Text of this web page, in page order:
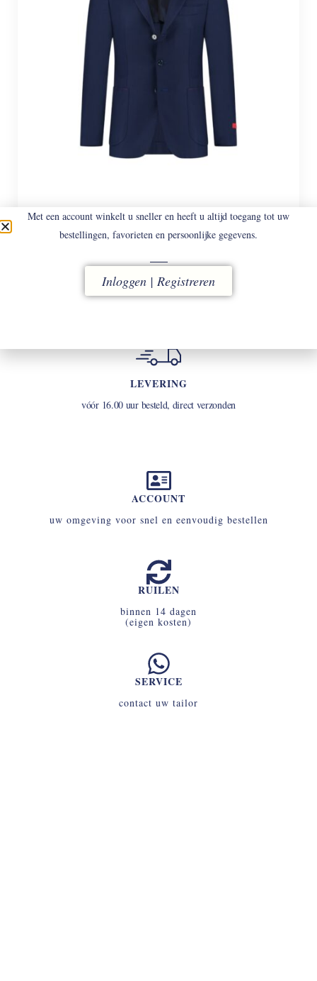
ISAIA CAPRI /790
Hopsack Jasje.
LEVERING
vóór 16.00 uur besteld, direct verzonden
ACCOUNT
uw omgeving voor snel en eenvoudig bestellen
RUILEN
binnen 14 dagen
(eigen kosten)
SERVICE
contact uw tailor
Met een account winkelt u sneller en heeft u altijd toegang tot uw
bestellingen, favorieten en persoonlijke gegevens.
Inloggen | Registreren